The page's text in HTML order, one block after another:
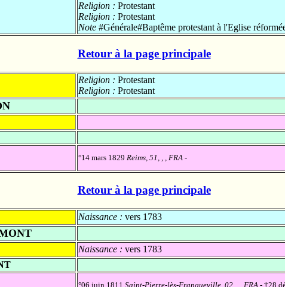
Religion : Protestant
Religion : Protestant
Note #Générale#Baptême protestant à l'Eglise
Retour à la page principale
Religion : Protestant
Religion : Protestant
°14 mars 1829 Reims, 51, , , FRA -
Retour à la page principale
Naissance : vers 1783
Naissance : vers 1783
°06 juin 1811 Saint-Pierre-lès-Franqueville, 02, , , FRA - †28